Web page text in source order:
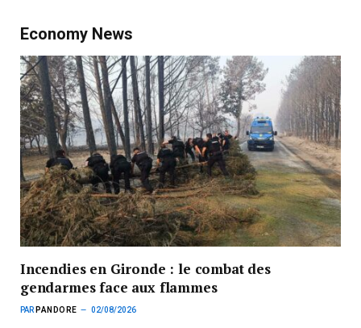
Economy News
Incendies en Gironde : le combat des
gendarmes face aux flammes
PAR PANDORE 02/08/2026